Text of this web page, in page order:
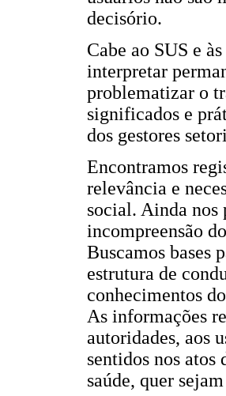
decisório.
Cabe ao SUS e
interpretar
problematizar o
significados e
dos gestores
Encontramos
relevância e
social. Ainda nos
incompreensão
Buscamos bases
estrutura de
conhecimentos
As informações
autoridades, aos
sentidos nos atos
saúde, quer